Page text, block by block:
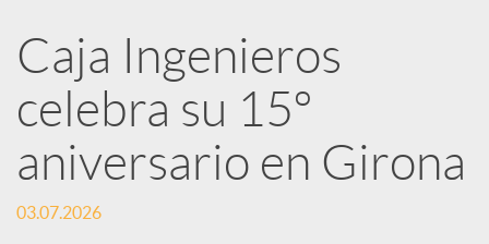
R
e
d
Caja Ingenieros
celebra su 15º
aniversario en Girona
03.07.2026